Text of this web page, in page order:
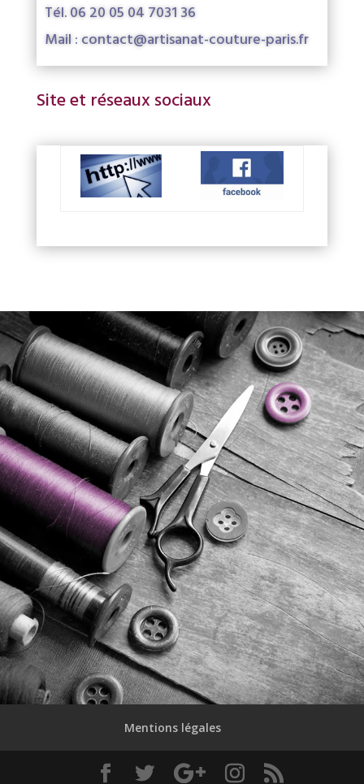
Tél. 06 20 05 04 7031 36
Mail : contact@artisanat-couture-paris.fr
Site et réseaux sociaux
Mentions légales